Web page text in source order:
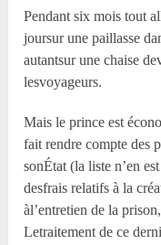
Pendant six mois tout
joursur une paillasse
autantsur une chaise
lesvoyageurs.
Mais le prince est
fait rendre compte des
sonÉtat (la liste n’en
desfrais relatifs à la
àl’entretien de la
Letraitement de ce